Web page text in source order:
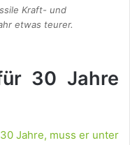
Kraft- und
etwas teurer.
30 Jahre
Jahre, muss er unter